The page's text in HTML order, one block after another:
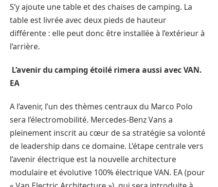
S’y ajoute une table et des chaises de camping. La
table est livrée avec deux pieds de hauteur
différente : elle peut donc être installée à l’extérieur à
l’arrière.
L’avenir du camping étoilé rimera aussi avec VAN.
EA
A l’avenir, l’un des thèmes centraux du Marco Polo
sera l’électromobilité. Mercedes-Benz Vans a
pleinement inscrit au cœur de sa stratégie sa volonté
de leadership dans ce domaine. L’étape centrale vers
l’avenir électrique est la nouvelle architecture
modulaire et évolutive 100% électrique VAN. EA (pour